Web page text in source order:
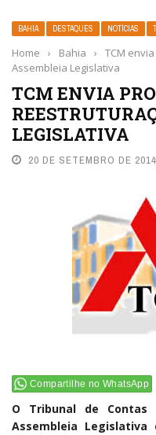
BAHIA DESTAQUES NOTÍCIAS
Home › Bahia ›
TCM
Assembleia Legislativa
TCM ENVIA
LEGISLATIVA
20 DE SETEMBRO DE 2014
Compartilhe no WhatsApp
O Tribunal de Contas
Assembleia